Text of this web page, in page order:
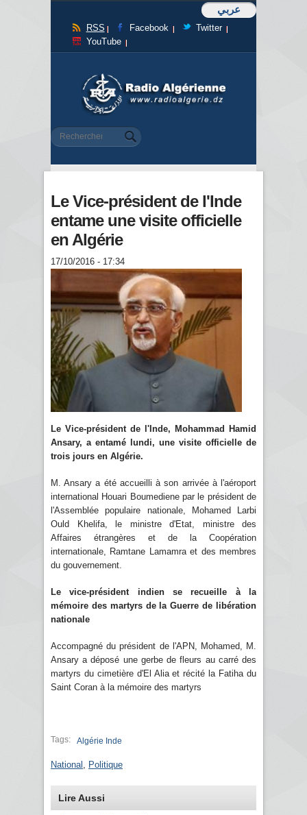
عربي
RSS Facebook
Twitter
YouTube
Formulaire de recherche
Rechercher
Le Vice-président de l'Inde
entame une visite officielle
en Algérie
17/10/2016 - 17:34
Le Vice-président de l'Inde, Mohammad Hamid
Ansary, a entamé lundi, une visite officielle de
trois jours en Algérie.
M. Ansary a été accueilli à son arrivée à l'aéroport
international Houari Boumediene par le président de
l'Assemblée populaire nationale, Mohamed Larbi
Ould Khelifa, le ministre d'Etat, ministre des
Affaires étrangères et de la Coopération
internationale, Ramtane Lamamra et des membres
du gouvernement.
Le vice-président indien se recueille à la
mémoire des martyrs de la Guerre de libération
nationale
Accompagné du président de l'APN, Mohamed, M.
Ansary a déposé une gerbe de fleurs au carré des
martyrs du cimetière d'El Alia et récité la Fatiha du
Saint Coran à la mémoire des martyrs
Tags: Algérie Inde
National Politique
Lire Aussi